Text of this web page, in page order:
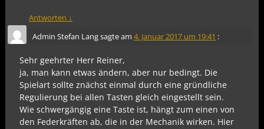
Antworten ↓
Admin Stefan Langsagte am 4. Januar 2017 um 19:41 :
Sehr geehrter Herr Reiner,
ja, man kann etwas ändern, aber nur bedingt. Die
Spielart sollte znächst einmal durch eine gründliche
Regulierung bei allen Tasten gleich eingestellt sein.
Wie schwergängig eine Taste ist, hängt zum einen von
den Federkräften ab, die in der Mechanik wirken. Hier